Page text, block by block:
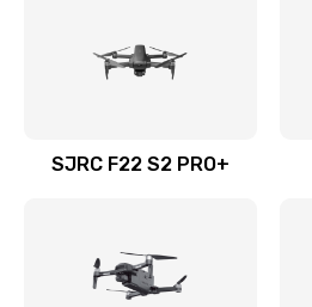
SJRC F22 S2 PRO+